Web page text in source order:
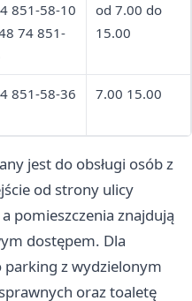
851-58-10
74 851-
od 7.00 do
15.00
851-58-36 7.00 15.00
jest do obsługi osób z
od strony ulicy
pomieszczenia znajdują
dostępem. Dla
z wydzielonym
oraz toaletę